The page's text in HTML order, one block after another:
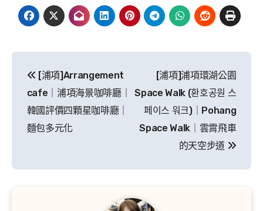
章
導
覽
[浦項]Arrangement
cafe｜浦項海景咖啡廳｜
韓國評價四顆星咖啡廳｜
麵包多元化
[浦項]浦項環湖公園
Space Walk (환호공원 스
페이스 워크)｜Pohang
Space Walk｜雲霄飛車
的天空步道